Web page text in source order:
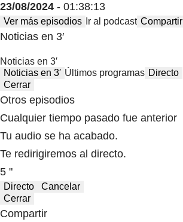
23/08/2024 - 01:38:13
Ver más episodios Ir al podcast Compartir
Noticias en 3′
Noticias en 3′
Noticias en 3′ Últimos programas Directo
Cerrar
Otros episodios
Cualquier tiempo pasado fue anterior
Tu audio se ha acabado.
Te redirigiremos al directo.
5 "
Directo
Cancelar
Cerrar
Compartir